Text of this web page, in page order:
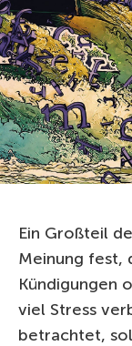
Ein Großteil
Meinung fest,
Kündigungen
viel Stress
betrachtet,